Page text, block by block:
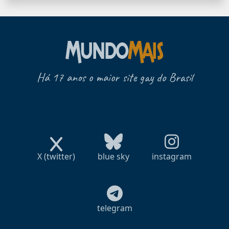
Há 17 anos o maior site gay do Brasil
X (twitter) blue sky instagram
telegram